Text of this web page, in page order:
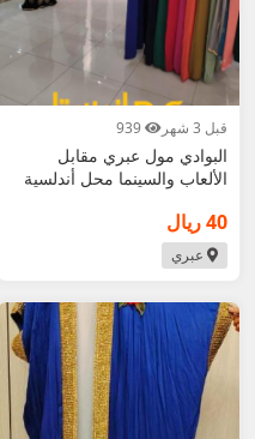
قبل 3 شهر
البوادي مول عبري مقابل
الألعاب والسينما محل أندلسية
40 ريال
عبري